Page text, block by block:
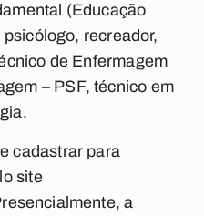
(Educação
recreador,
de Enfermagem
– PSF, técnico em
cadastrar para
site
a